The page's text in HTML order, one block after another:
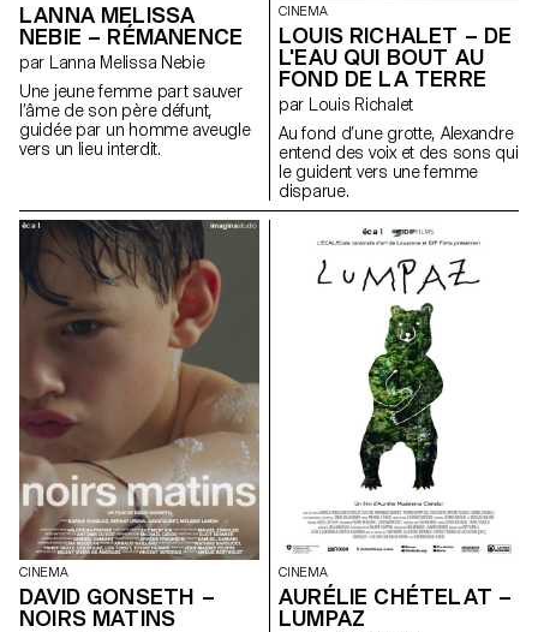
LANNA MELISSA
NEBIE – RÉMANENCE
par Lanna Melissa Nebie
Une jeune femme part sauver
l’âme de son père défunt,
guidée par un homme aveugle
vers un lieu interdit.
CINEMA
LOUIS RICHALET – DE
L'EAU QUI BOUT AU
FOND DE LA TERRE
par Louis Richalet
Au fond d’une grotte, Alexandre
entend des voix et des sons qui
le guident vers une femme
disparue.
CINEMA
DAVID GONSETH –
NOIRS MATINS
CINEMA
AURÉLIE CHÉTELAT –
LUMPAZ